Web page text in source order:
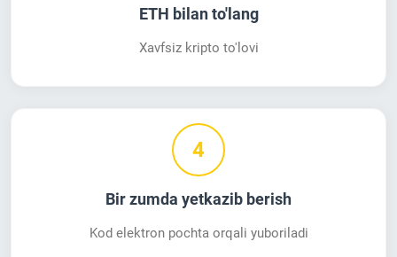
ETH bilan to'lang
Xavfsiz kripto to'lovi
4
Bir zumda yetkazib berish
Kod elektron pochta orqali yuboriladi